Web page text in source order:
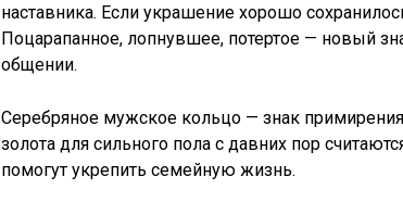
наставника. Если украшение хорошо
Поцарапанное, лопнувшее, потертое — новый
общении.
Серебряное мужское кольцо — знак
золота для сильного пола с давних пор
помогут укрепить семейную жизнь.